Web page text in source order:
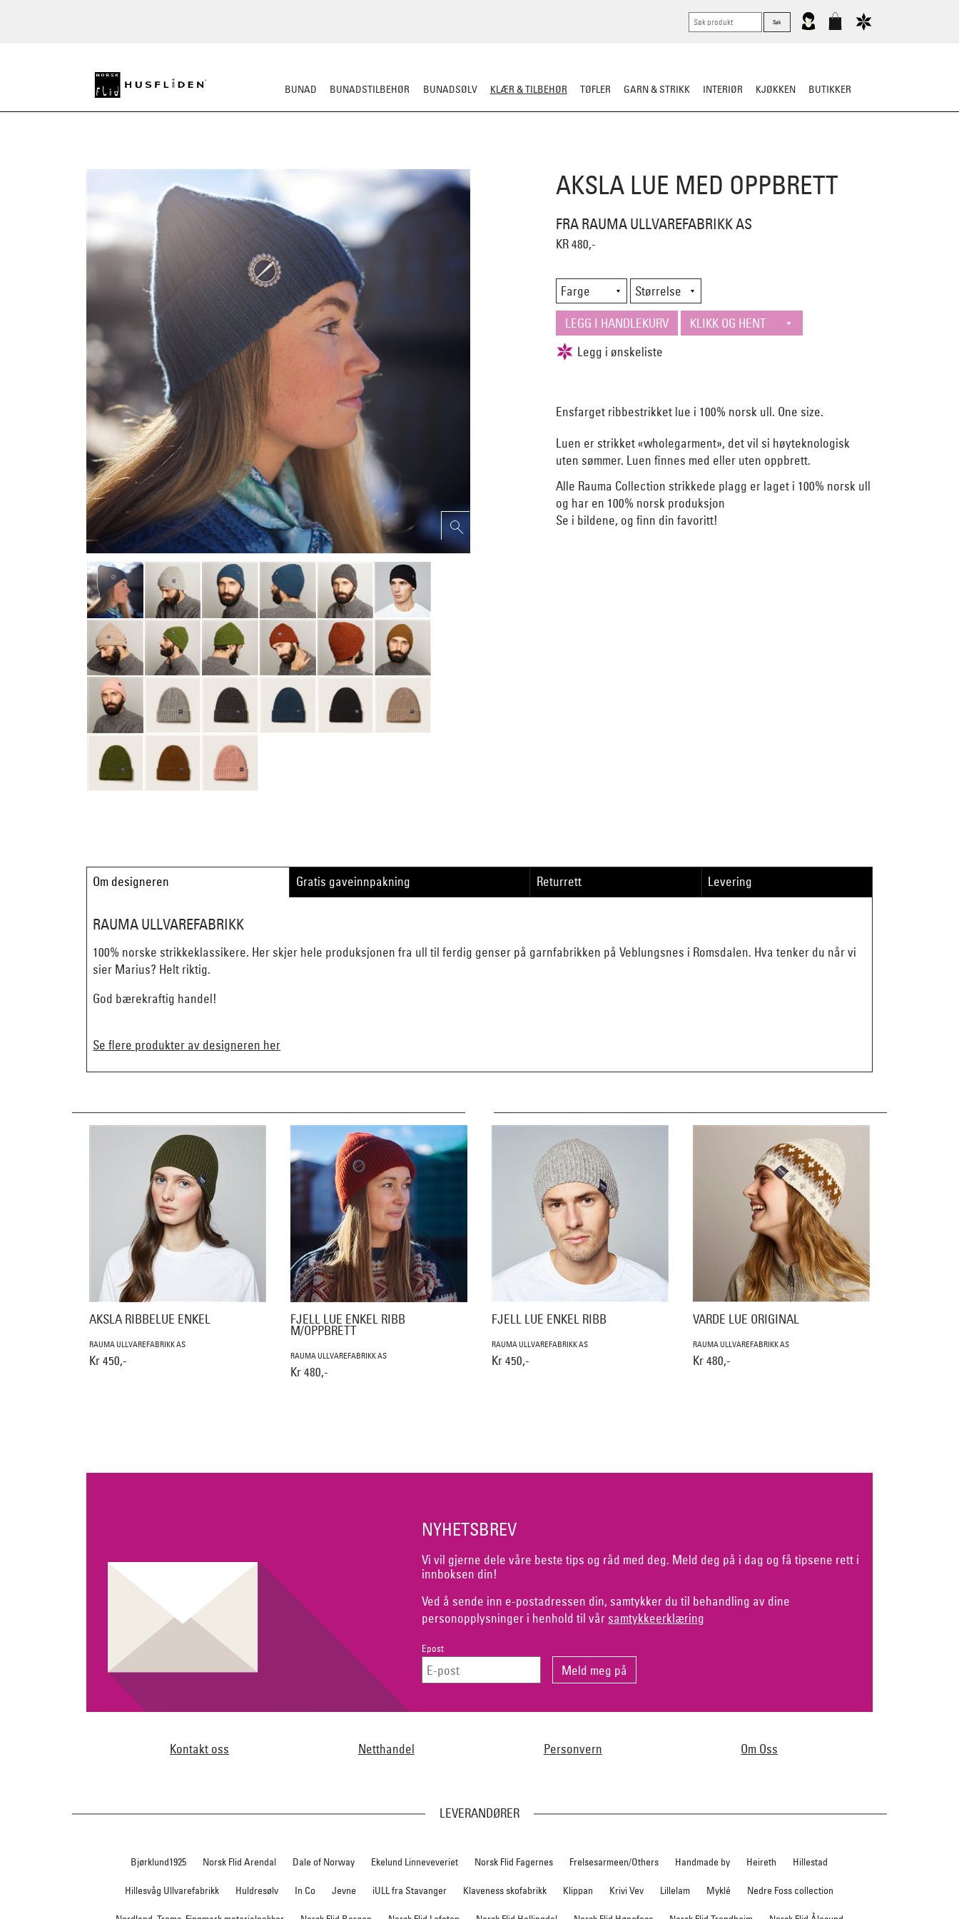
BUNAD BUNADSTILBEHØR BUNADSØLV KLÆR & TILBEHØR TØFLER GARN & STRIKK INTERIØR KJØKKEN BUTIKKER
AKSLA LUE MED OPPBRETT
FRA RAUMA ULLVAREFABRIKK AS
KR 480,-
Ensfarget ribbestrikket lue i 100% norsk ull. One size.
Luen er strikket «wholegarment», det vil si høyteknologisk
uten sømmer. Luen finnes med eller uten oppbrett.
Alle Rauma Collection strikkede plagg er laget i 100% norsk ull
og har en 100% norsk produksjon
Se i bildene, og finn din favoritt!
Om designeren Gratis gaveinnpakning Returrett Levering
RAUMA ULLVAREFABRIKK
100% norske strikkeklassikere. Her skjer hele produksjonen fra ull til ferdig genser på garnfabrikken på Veblungsnes i Romsdalen. Hva tenker du når vi
sier Marius? Helt riktig.
God bærekraftig handel!
Se flere produkter av designeren her
AKSLA RIBBELUE ENKEL
RAUMA ULLVAREFABRIKK AS
Kr 450,-
FJELL LUE ENKEL RIBB
M/OPPBRETT
RAUMA ULLVAREFABRIKK AS
Kr 480,-
FJELL LUE ENKEL RIBB
RAUMA ULLVAREFABRIKK AS
Kr 450,-
VARDE LUE ORIGINAL
RAUMA ULLVAREFABRIKK AS
Kr 480,-
NYHETSBREV
Vi vil gjerne dele våre beste tips og råd med deg. Meld deg på i dag og få tipsene rett i
innboksen din!
Ved å sende inn e-postadressen din, samtykker du til behandling av dine
personopplysninger i henhold til vår samtykkeerklæring
Epost
Kontakt oss Netthandel Personvern Om Oss
LEVERANDØRER
Bjørklund1925 Norsk Flid Arendal Dale of Norway Ekelund Linneveveriet Norsk Flid Fagernes Frelsesarmeen/Others Handmade by Heireth Hillestad
Hillesvåg Ullvarefabrikk Huldresølv In Co Jevne iULL fra Stavanger Klaveness skofabrikk Klippan Krivi Vev Lillelam Myklé Nedre Foss collection